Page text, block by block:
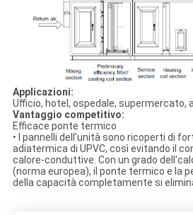
Applicazioni:
Ufficio, hotel, ospedale, supermercato,
Vantaggio competitivo:
Efficace ponte termico
• I pannelli dell'unità sono ricoperti di
adiatermica di UPVC, così evitando il
calore-conduttive. Con un grado
(norma europea), il ponte termico e la
della capacità completamente si